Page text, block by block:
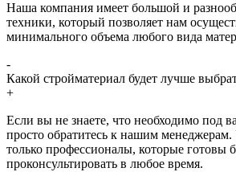
Наша компания имеет большой и
техники, который позволяет нам
минимального объема любого вида
-
Какой стройматериал будет лучше
+
Если вы не знаете, что необходимо под
просто обратитесь к нашим
только профессионалы, которые готовы
проконсультировать в любое время.